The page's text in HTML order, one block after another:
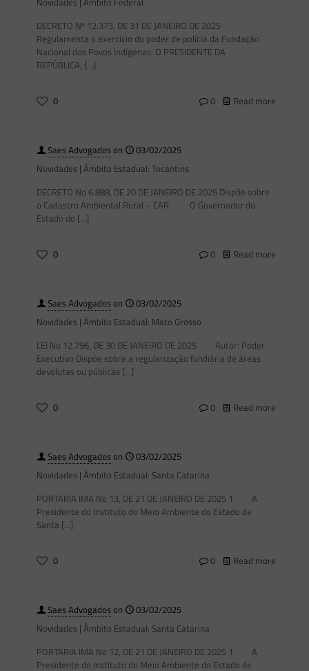
DECRETO Nº 12.373, DE 31 DE JANEIRO DE 2025
Regulamenta o exercício do poder de polícia da Fundação
Nacional dos Povos Indígenas. O PRESIDENTE DA
REPÚBLICA, […]
0 0 Read more
Saes Advogadoson
03/02/2025
Novidades | Âmbito Estadual: Tocantins
DECRETO No 6.888, DE 20 DE JANEIRO DE 2025 Dispõe sobre
o Cadastro Ambiental Rural – CAR. O Governador do
Estado do […]
0 0 Read more
Saes Advogadoson
03/02/2025
Novidades | Âmbito Estadual: Mato Grosso
LEI No 12.796, DE 30 DE JANEIRO DE 2025 Autor: Poder
Executivo Dispõe sobre a regularização fundiária de áreas
devolutas ou públicas […]
0 0 Read more
Saes Advogadoson
03/02/2025
Novidades | Âmbito Estadual: Santa Catarina
PORTARIA IMA No 13, DE 21 DE JANEIRO DE 2025 1 A
Presidente do Instituto do Meio Ambiente do Estado de
Santa […]
0 0 Read more
Saes Advogadoson
03/02/2025
Novidades | Âmbito Estadual: Santa Catarina
PORTARIA IMA No 12, DE 21 DE JANEIRO DE 2025 1 A
Presidente do Instituto do Meio Ambiente do Estado de